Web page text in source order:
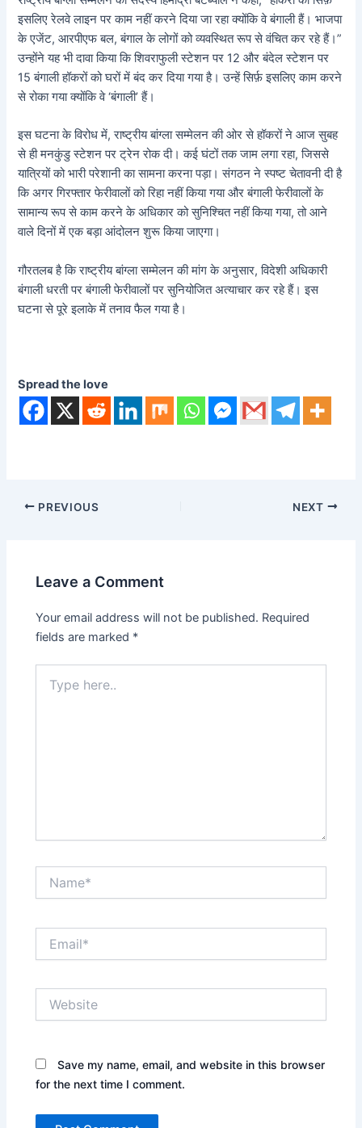
इसलिए रेलवे लाइन पर काम नहीं करने दिया जा रहा क्योंकि वे बंगाली हैं। भाजपा
के एजेंट, आरपीएफ बल, बंगाल के लोगों को व्यवस्थित रूप से वंचित कर रहे हैं।”
उन्होंने यह भी दावा किया कि शिवराफुली स्टेशन पर 12 और बंदेल स्टेशन पर
15 बंगाली हॉकरों को घरों में बंद कर दिया गया है। उन्हें सिर्फ़ इसलिए काम करने
से रोका गया क्योंकि वे ‘बंगाली’ हैं।
इस घटना के विरोध में, राष्ट्रीय बांग्ला सम्मेलन की ओर से हॉकरों ने आज सुबह
से ही मनकुंडु स्टेशन पर ट्रेन रोक दी। कई घंटों तक जाम लगा रहा, जिससे
यात्रियों को भारी परेशानी का सामना करना पड़ा। संगठन ने स्पष्ट चेतावनी दी है
कि अगर गिरफ्तार फेरीवालों को रिहा नहीं किया गया और बंगाली फेरीवालों के
सामान्य रूप से काम करने के अधिकार को सुनिश्चित नहीं किया गया, तो आने
वाले दिनों में एक बड़ा आंदोलन शुरू किया जाएगा।
गौरतलब है कि राष्ट्रीय बांग्ला सम्मेलन की मांग के अनुसार, विदेशी अधिकारी
बंगाली धरती पर बंगाली फेरीवालों पर सुनियोजित अत्याचार कर रहे हैं। इस
घटना से पूरे इलाके में तनाव फैल गया है।
Spread the love
PREVIOUS NEXT
Leave a Comment
Your email address will not be published. Required
fields are marked *
here..
Save my name, email, and website in this browser
for the next time I comment.